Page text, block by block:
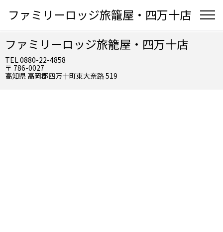
ファミリーロッジ旅籠屋・四万十店
ファミリーロッジ旅籠屋・四万十店
TEL 0880-22-4858
〒 786-0027
高知県 高岡郡四万十町東大奈路 519